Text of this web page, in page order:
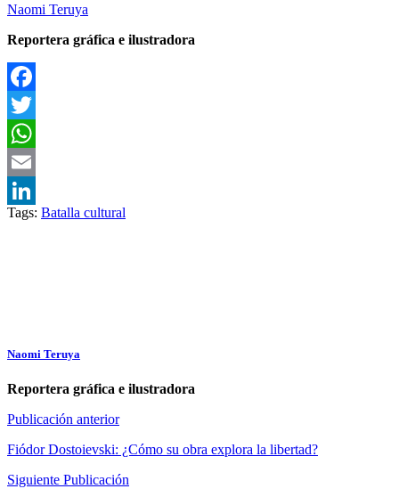
Naomi Teruya
Reportera gráfica e ilustradora
Facebook
Twitter
WhatsApp
Email
LinkedIn
Tags: Batalla cultural
Naomi Teruya
Reportera gráfica e ilustradora
Publicación anterior
Fiódor Dostoievski: ¿Cómo su obra explora la libertad?
Siguiente Publicación